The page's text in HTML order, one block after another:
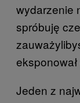
wydarzenie
spróbuję
Jeden z